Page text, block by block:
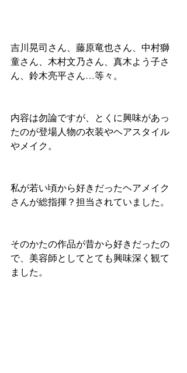
吉川晃司さん、藤原竜也さん、中村獅
童さん、木村文乃さん、真木よう子さ
ん、鈴木亮平さん…等々。
内容は勿論ですが、とくに興味があっ
たのが登場人物の衣装やヘアスタイル
やメイク。
私が若い頃から好きだったヘアメイク
さんが総指揮？担当されていました。
そのかたの作品が昔から好きだったの
で、美容師としてとても興味深く観て
ました。